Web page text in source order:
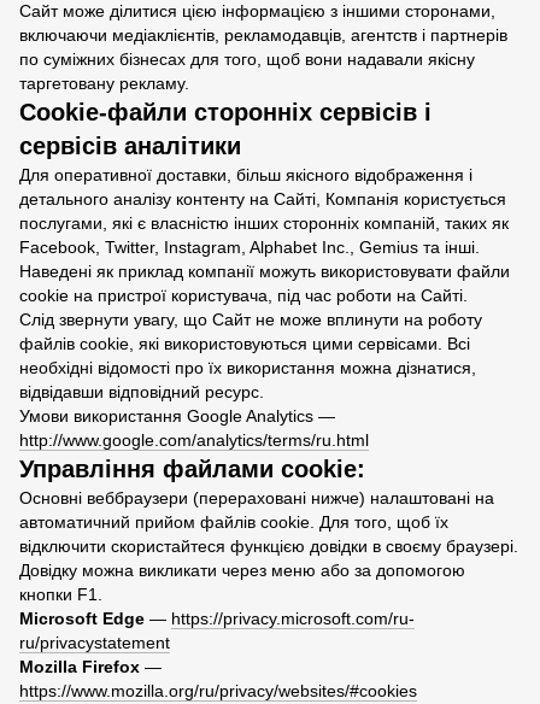
Сайт може ділитися цією інформацією з іншими сторонами,
включаючи медіаклієнтів, рекламодавців, агентств і партнерів
по суміжних бізнесах для того, щоб вони надавали якісну
таргетовану рекламу.
Cookie-файли сторонніх сервісів і
сервісів аналітики
Для оперативної доставки, більш якісного відображення і
детального аналізу контенту на Сайті, Компанія користується
послугами, які є власністю інших сторонніх компаній, таких як
Facebook, Twitter, Instagram, Alphabet Inc., Gemius та інші.
Наведені як приклад компанії можуть використовувати файли
cookie на пристрої користувача, під час роботи на Сайті.
Слід звернути увагу, що Сайт не може вплинути на роботу
файлів cookie, які використовуються цими сервісами. Всі
необхідні відомості про їх використання можна дізнатися,
відвідавши відповідний ресурс.
Умови використання Google Analytics —
http://www.google.com/analytics/terms/ru.html
Управління файлами cookie:
Основні веббраузери (перераховані нижче) налаштовані на
автоматичний прийом файлів cookie. Для того, щоб їх
відключити скористайтеся функцією довідки в своєму браузері.
Довідку можна викликати через меню або за допомогою
кнопки F1.
Microsoft Edge — https://privacy.microsoft.com/ru-
ru/privacystatement
Mozilla Firefox —
https://www.mozilla.org/ru/privacy/websites/#cookies